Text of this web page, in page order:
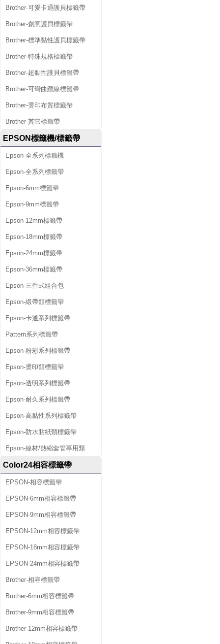
Brother-可愛卡通護貝標籤帶
Brother-創意護貝標籤帶
Brother-標準黏性護貝標籤帶
Brother-特殊規格標籤帶
Brother-超黏性護貝標籤帶
Brother-可彎曲纜線標籤帶
Brother-燙印布質標籤帶
Brother-其它標籤帶
EPSON標籤機/標籤帶
Epson-全系列標籤機
Epson-全系列標籤帶
Epson-6mm標籤帶
Epson-9mm標籤帶
Epson-12mm標籤帶
Epson-18mm標籤帶
Epson-24mm標籤帶
Epson-36mm標籤帶
Epson-三件式組合包
Epson-緞帶類標籤帶
Epson-卡通系列標籤帶
Pattern系列標籤帶
Epson-粉彩系列標籤帶
Epson-燙印類標籤帶
Epson-透明系列標籤帶
Epson-耐久系列標籤帶
Epson-高黏性系列標籤帶
Epson-防水貼紙類標籤帶
Epson-線材/熱縮套管專用類
Color24相容標籤帶
EPSON-相容標籤帶
EPSON-6mm相容標籤帶
EPSON-9mm相容標籤帶
EPSON-12mm相容標籤帶
EPSON-18mm相容標籤帶
EPSON-24mm相容標籤帶
Brother-相容標籤帶
Brother-6mm相容標籤帶
Brother-9mm相容標籤帶
Brother-12mm相容標籤帶